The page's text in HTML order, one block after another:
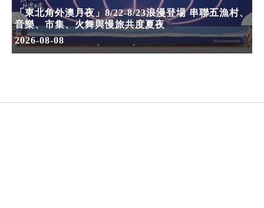
「東北角外澳月夜」8/22-8/23浪漫登場 串聯五漁村、
音樂、市集、火舞與慢旅共度夏夜
2026-08-08